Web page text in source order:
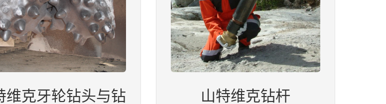
维克牙轮钻头与钻 山特维克钻杆